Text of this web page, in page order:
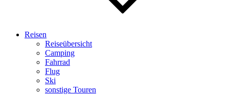
Reisen
Reiseübersicht
Camping
Fahrrad
Flug
Ski
sonstige Touren